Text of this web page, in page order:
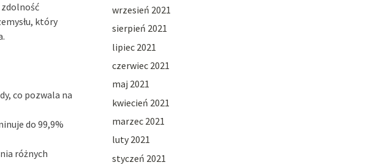
który
co pozwala na
do 99,9%
różnych
wrzesień 2021
sierpień 2021
lipiec 2021
czerwiec 2021
maj 2021
kwiecień 2021
marzec 2021
luty 2021
styczeń 2021